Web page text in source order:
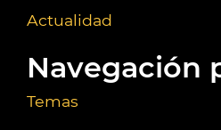
Actualidad
Navegación
Temas